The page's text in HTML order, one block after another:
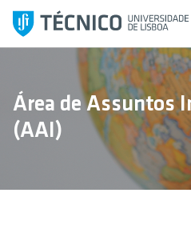
l
a
Área de Assuntos
(AAI)